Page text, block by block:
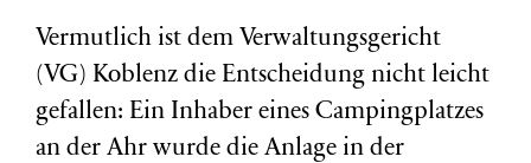
Vermutlich ist dem Verwaltungsgericht
(VG) Koblenz die Entscheidung nicht leicht
gefallen: Ein Inhaber eines Campingplatzes
an der Ahr wurde die Anlage in der